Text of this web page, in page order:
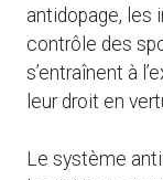
antidopage, les
contrôle des
s’entraînent à
leur droit en
Le système